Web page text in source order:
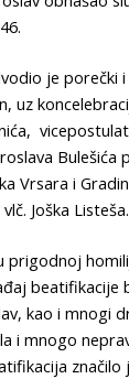
je porečki
uz
Bulešića
Vrsara i
Joška Listeša.
prigodnoj
beatifikacije
kao i mnogi
i mnogo
značilo